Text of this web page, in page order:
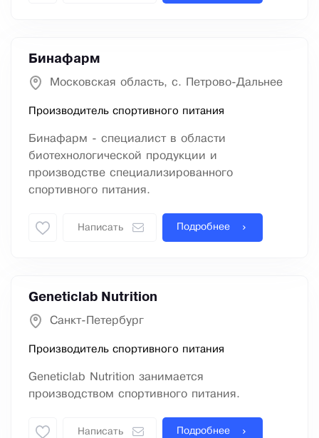
Бинафарм
Московская область, с. Петрово-Дальнее
Производитель спортивного питания
Бинафарм - специалист в области
биотехнологической продукции и
производстве специализированного
спортивного питания.
Написать Подробнее
Geneticlab Nutrition
Санкт-Петербург
Производитель спортивного питания
Geneticlab Nutrition занимается
производством спортивного питания.
Написать Подробнее